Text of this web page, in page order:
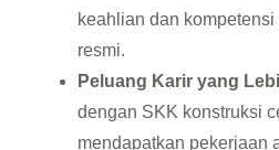
keahlian dan
resmi.
Peluang Karir yang
dengan SKK konstruksi
mendapatkan pekerjaan